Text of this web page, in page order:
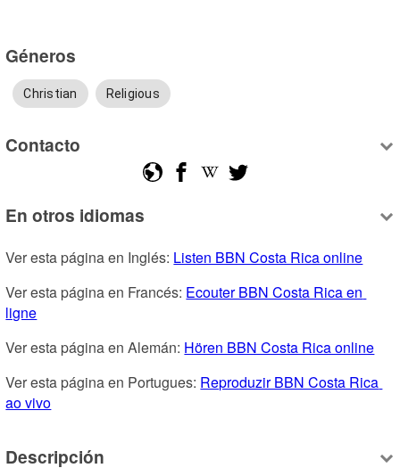
Géneros
Christian Religious
Contacto
En otros idiomas
Ver esta página en Inglés: Listen BBN Costa Rica online
Ver esta página en Francés: Ecouter BBN Costa Rica en
ligne
Ver esta página en Alemán: Hören BBN Costa Rica online
Ver esta página en Portugues: Reproduzir BBN Costa Rica
ao vivo
Descripción